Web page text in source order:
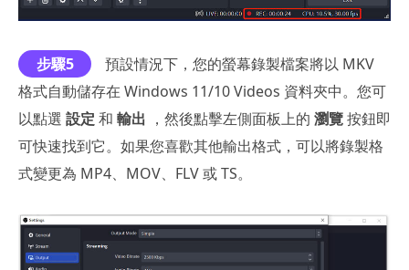
步驟5
預設情況下，您的螢幕錄製檔案將以 MKV
格式自動儲存在 Windows 11/10 Videos 資料夾中。您可
以點選 設定 和 輸出 ，然後點擊左側面板上的 瀏覽按鈕即
可快速找到它。如果您喜歡其他輸出格式，可以將錄製格
式變更為 MP4、MOV、FLV 或 TS。